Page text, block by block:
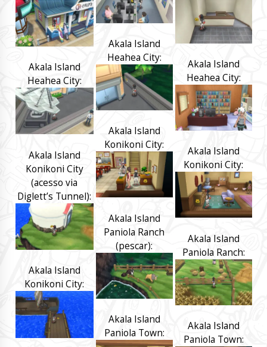
Akala Island
Heahea City:
Akala Island
Konikoni City
(acesso via
Diglett’s Tunnel):
Akala Island
Konikoni City:
Akala Island
Heahea City:
Akala Island
Konikoni City:
Akala Island
Paniola Ranch
(pescar):
Akala Island
Paniola Town:
Akala Island
Heahea City:
Akala Island
Konikoni City:
Akala Island
Paniola Ranch:
Akala Island
Paniola Town: